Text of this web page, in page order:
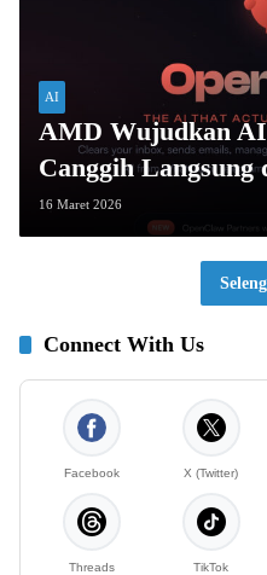
AI
AMD Wujudkan
Canggih Langsung
16 Maret 2026
Connect With Us
Facebook X (Twitter)
Threads TikTok